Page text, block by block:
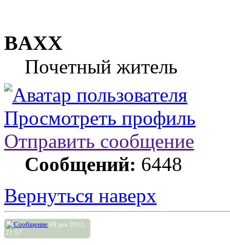
BAXX
Почетный житель
Просмотреть профиль
Отправить сообщение
Сообщений: 6448
Вернуться наверх
09 дек 2013,
21:57